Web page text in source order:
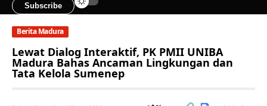
Subscribe
Berita Madura
Lewat Dialog Interaktif, PK PMII UNIBA
Madura Bahas Ancaman Lingkungan dan
Tata Kelola Sumenep